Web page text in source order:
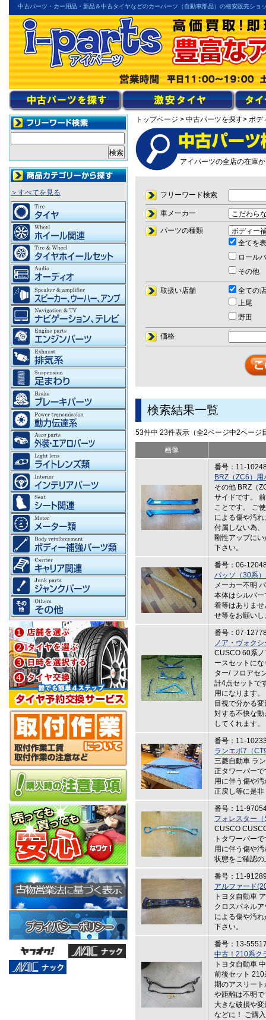
中古パーツ・カー用品・新品＆中古タイヤなどのカーパーツ（自動車部品）の格安販売ショ
トップページ > 中古パーツを探す> ボデ
アイパーツの全店の在庫
フリーワード検索
車メーカー
パーツの種類
全てを
ロール
その他
取扱い店舗
全ての
上尾
野田
価格
検索結果一覧
53件中 23件表示（全2ページ中2ページ
画像
番号：11-
BRZ（ZC6）
その他 BRZ（
サイドです。
ことです。 ご
による傷や汚
付属しない為
剛性アップに
下さい。
番号：06-
パッソ（30系
メーカー不明
本体はシルバ
着等はありま
せ等をお願いし
番号：07-
ノア・ヴォク
CUSCO 60系
ースセットに
ター/ フロアセ
計4点セットで
用になります
目視で分かる
対する不快な
してくれます。
番号：11-
ランエボ7（
三菱自動車 ラ
正タワーバー
用に伴う傷や
正戻し等に是
番号：11-
フォレスター
CUSCO
トタワーバー
用に伴う傷や
状態をご確認
番号：11-
アルファード
トヨタ自動車
クロスパネル
による傷や汚
下さい。
番号：13-
中古！210系ク
トヨタ自動車
前後セット
期のアスリー
や距離は不明
大きな破損や
などに！ ご購
＞すべてを見る